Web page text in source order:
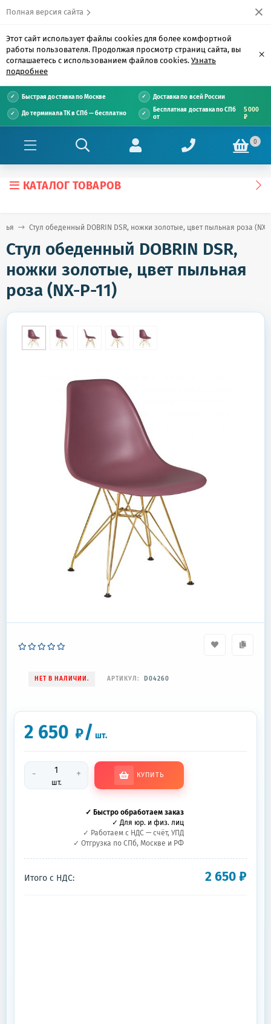
Полная версия сайта
Этот сайт использует файлы cookies для более комфортной
работы пользователя. Продолжая просмотр страниц сайта, вы
соглашаетесь с использованием файлов cookies. Узнать
подробнее
×
Быстрая доставка по Москве Доставка по всей России
До терминала ТК в СПб — бесплатно
Бесплатная доставка по СПб
от
5 000
₽
0
КАТАЛОГ ТОВАРОВ
Стул обеденный DOBRIN DSR, ножки золотые, цвет пыльная роза (NX-
Стул обеденный DOBRIN DSR,
ножки золотые, цвет пыльная
роза (NX-P-11)
НЕТ В НАЛИЧИИ. АРТИКУЛ: D04260
2 650 ₽/ шт.
-
шт.
+ КУПИТЬ
✓ Быстро обработаем заказ
✓ Для юр. и физ. лиц
✓ Работаем с НДС — счёт, УПД
✓ Отгрузка по СПб, Москве и РФ
Итого с НДС: 2 650₽